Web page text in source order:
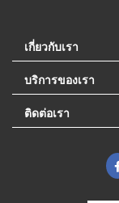
เกี่ยวกับเรา
บริการของเรา
ติดต่อเรา